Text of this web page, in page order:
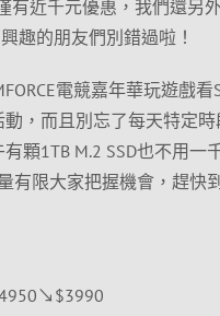
有近千元優惠，我們還另
趣的朋友們別錯過啦！
電競嘉年華玩遊戲
，而且別忘了每天特定
顆1TB M.2 SSD也不用一
有限大家把握機會，趕快